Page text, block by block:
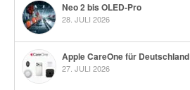
Neo 2 bis OLED-Pro
28. JULI 2026
Apple CareOne für Deutschland
27. JULI 2026